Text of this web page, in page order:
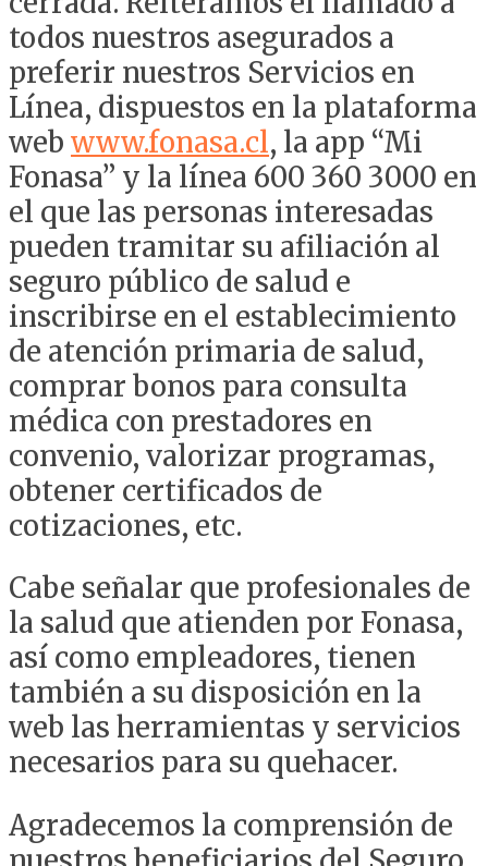
todos nuestros asegurados a
preferir nuestros Servicios en
Línea, dispuestos en la plataforma
web www.fonasa.cl, la app “Mi
Fonasa” y la línea 600 360 3000 en
el que las personas interesadas
pueden tramitar su afiliación al
seguro público de salud e
inscribirse en el establecimiento
de atención primaria de salud,
comprar bonos para consulta
médica con prestadores en
convenio, valorizar programas,
obtener certificados de
cotizaciones, etc.
Cabe señalar que profesionales de
la salud que atienden por Fonasa,
así como empleadores, tienen
también a su disposición en la
web las herramientas y servicios
necesarios para su quehacer.
Agradecemos la comprensión de